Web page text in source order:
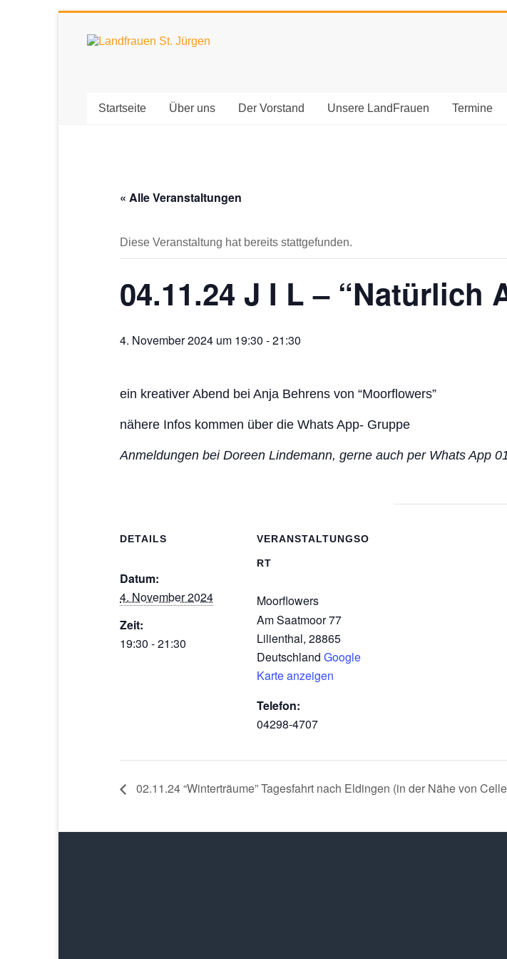
springenLandfrauen
Jürgen
Startseite Über uns Der Vorstand Unsere LandFrauen Termine
« Alle Veranstaltungen
Diese Veranstaltung hat bereits stattgefunden.
04.11.24 J I L – “Natürlich
4. November 2024 um 19:30 -21:30
ein kreativer Abend bei Anja Behrens von “Moorflowers”
nähere Infos kommen über die Whats App- Gruppe
Anmeldungen bei Doreen Lindemann, gerne auch per Whats App
DETAILS
Datum:
4. November 2024
Zeit:
19:30 - 21:30
VERANSTALTUNGSO
RT
Moorflowers
Am Saatmoor 77
Lilienthal, 28865
Deutschland Google
Karte anzeigen
Telefon:
04298-4707
02.11.24 “Winterträume” Tagesfahrt nach Eldingen (in der Nähe von